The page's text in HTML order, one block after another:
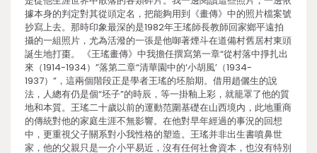
據本身的判定對其從頭定名，把能夠用到《畫傳》中的照片檔案號
抄寫上去。那時印象最深的是1982年王瑤師長教師回家鄉平遠拍
攝的一組照片，尤為活潑的一張是他啣著煙斗在道備村舊居村東頭
誕生地打棗。 《王瑤畫傳》中我擔任撰寫第一章“從村落中掙扎出
來（1914-1934）”落第二章“清華園中的‘小胡風’（1934-
1937）”，這兩個階段正是學者王瑤的坯胎期。借用趙儷生的說
法，人總有仍是個“坯子”的時辰，等一掛釉上彩，就籠罩了他的質
地和本質。王瑤二十歲以前的運動范圍基礎在山西境內，此地重商
的傳統對他的家庭生涯不無影響。在他對早年經過的事況的回想
中，更重視父子關系對小我性格的塑造。王瑤并非出生書噴鼻世
家，他的父親只是一介小平易近，沒有任何社會資本，也沒有特別